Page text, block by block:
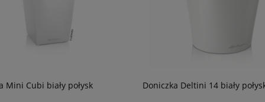
Mini Cubi biały połysk Doniczka Deltini 14 biały połysk